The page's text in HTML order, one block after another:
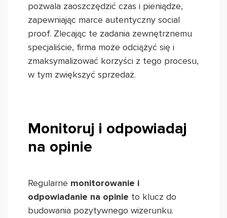
pozwala zaoszczędzić czas i pieniądze,
zapewniając marce autentyczny social
proof. Zlecając te zadania zewnętrznemu
specjaliście, firma może odciążyć się i
zmaksymalizować korzyści z tego procesu,
w tym zwiększyć sprzedaż.
Monitoruj i odpowiadaj
na opinie
Regularne monitorowanie i
odpowiadanie na opinie to klucz do
budowania pozytywnego wizerunku.